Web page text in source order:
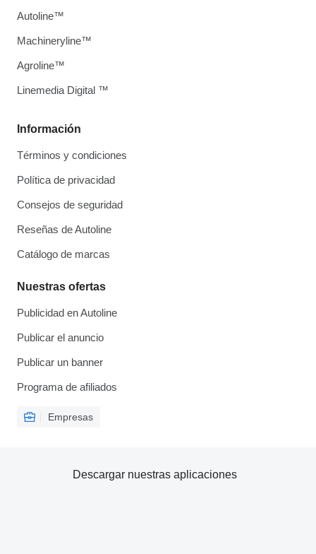
Información
Términos y condiciones
Política de privacidad
Consejos de seguridad
Reseñas de Autoline
Catálogo de marcas
Nuestras ofertas
Publicidad en Autoline
Publicar el anuncio
Publicar un banner
Programa de afiliados
Empresas
Autoline™
Machineryline™
Agroline™
Linemedia Digital ™
Descargar nuestras aplicaciones